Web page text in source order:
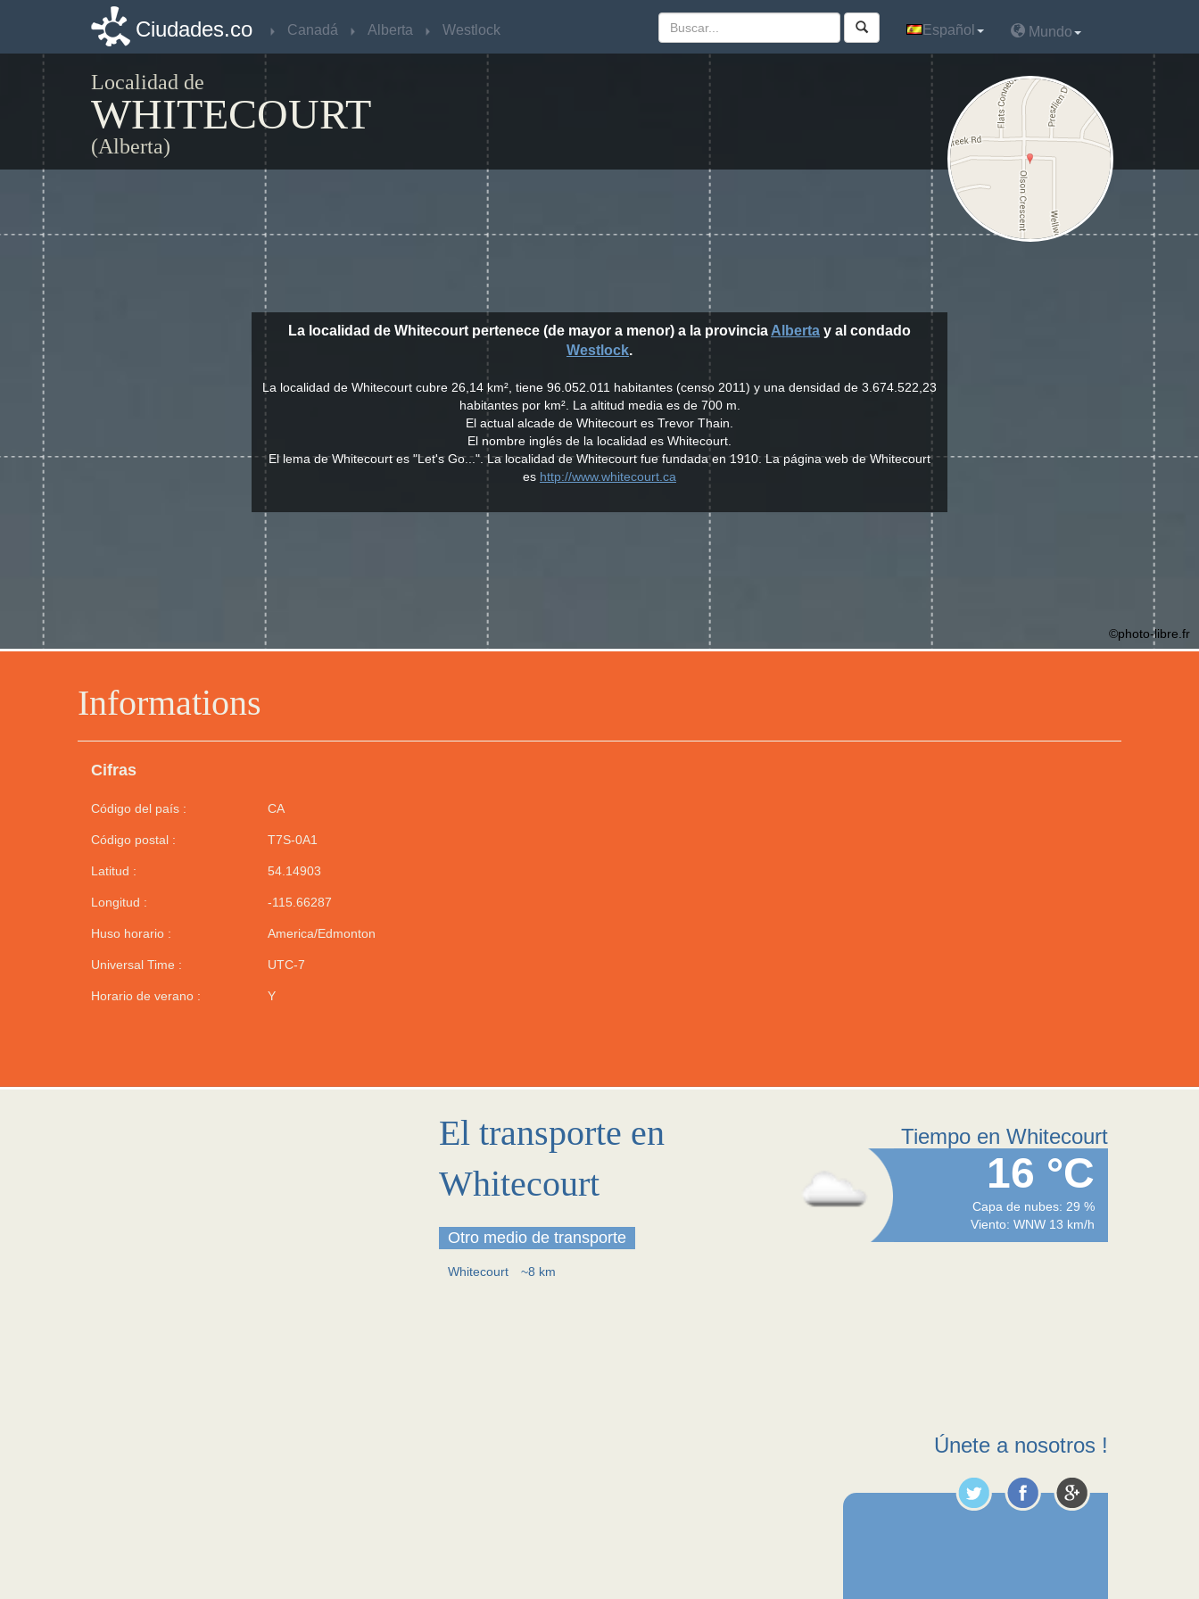
Ciudades.co Canadá Alberta Westlock Español Mundo
Localidad de
WHITECOURT
(Alberta)
Informations
Cifras
Código del país : CA
Código postal : T7S-0A1
Latitud : 54.14903
Longitud : -115.66287
Huso horario : America/Edmonton
Universal Time : UTC-7
Horario de verano : Y
La localidad de Whitecourt pertenece (de mayor a menor) a la provincia Alberta y al condado
Westlock.
La localidad de Whitecourt cubre 26,14 km², tiene 96.052.011 habitantes (censo 2011) y una densidad de 3.674.522,23
habitantes por km². La altitud media es de 700 m.
El actual alcade de Whitecourt es Trevor Thain.
El nombre inglés de la localidad es Whitecourt.
El lema de Whitecourt es "Let's Go...". La localidad de Whitecourt fue fundada en 1910. La página web de Whitecourt
es http://www.whitecourt.ca
©photo-libre.fr
El transporte en
Whitecourt
Otro medio de transporte
Whitecourt ~8 km
Tiempo en Whitecourt
16 °C
Capa de nubes: 29 %
Viento: WNW 13 km/h
Únete a nosotros !
Ciudades.co Canadá Alberta Westlock Español Mundo